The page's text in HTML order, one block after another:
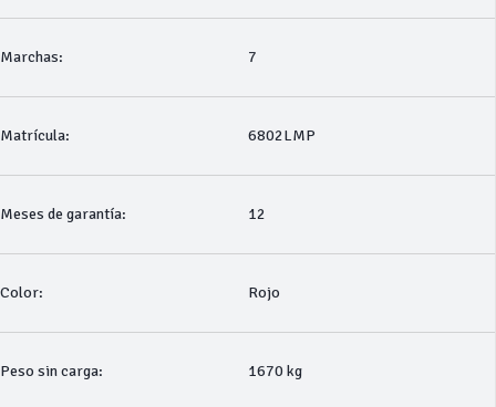
Marchas: 7
Matrícula: 6802LMP
Meses de garantía: 12
Color: Rojo
Peso sin carga: 1670 kg